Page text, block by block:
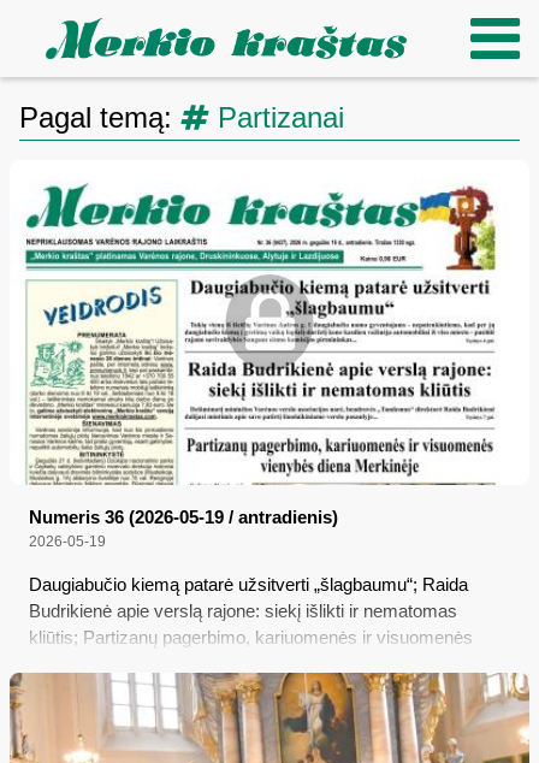
Pagal temą: Partizanai
Numeris 36 (2026-05-19 / antradienis)
2026-05-19
Daugiabučio kiemą patarė užsitverti „šlagbaumu“; Raida
Budrikienė apie verslą rajone: siekį išlikti ir nematomas
kliūtis; Partizanų pagerbimo, kariuomenės ir visuomenės
sutiktuvėms; Šauliams bus taikomi aukštesni reikalavimai